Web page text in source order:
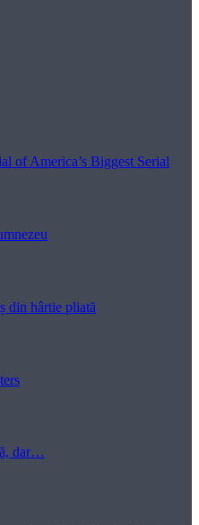
of America’s Biggest Serial
din hârtie pliată
dar…